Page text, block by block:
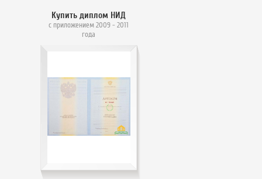
Купить диплом НИД
с приложением 2009 - 2011
года